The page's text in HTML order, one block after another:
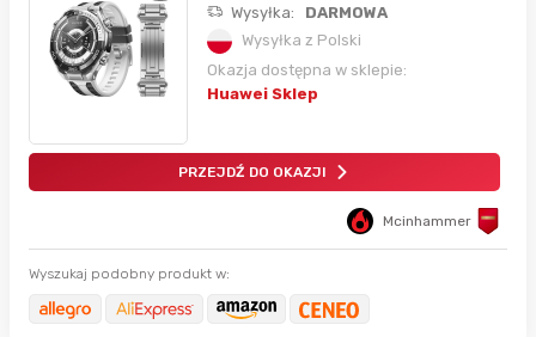
Wysyłka:
DARMOWA
Wysyłka z Polski
Okazja dostępna w sklepie:
Huawei Sklep
PRZEJDŹ DO OKAZJI
Mcinhammer
Wyszukaj podobny produkt w: